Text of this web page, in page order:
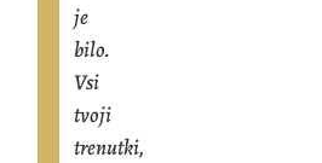
je
bilo.
Vsi
tvoji
trenutki,